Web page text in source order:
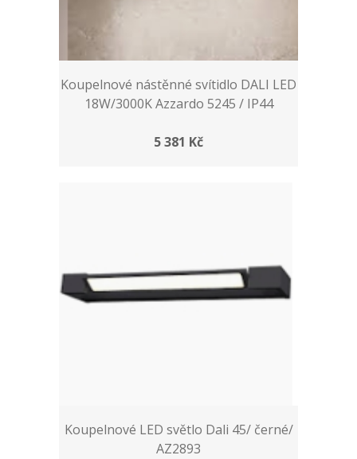
Koupelnové nástěnné svítidlo DALI LED
18W/3000K Azzardo 5245 / IP44
5 381 Kč
Koupelnové LED světlo Dali 45/ černé/
AZ2893